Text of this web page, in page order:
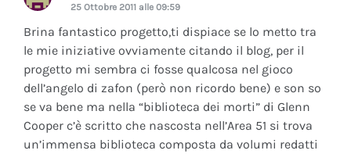
25 Ottobre 2011 alle 09:59
Brina fantastico progetto,ti dispiace se lo metto tra
le mie iniziative ovviamente citando il blog, per il
progetto mi sembra ci fosse qualcosa nel gioco
dell’angelo di zafon (però non ricordo bene) e son so
se va bene ma nella “biblioteca dei morti” di Glenn
Cooper c’è scritto che nascosta nell’Area 51 si trova
un’immensa biblioteca composta da volumi redatti